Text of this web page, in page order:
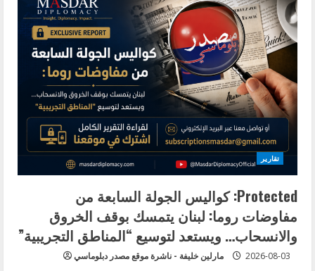
تقارير
Protected: كواليس الجولة السابعة من
مفاوضات روما: لبنان يتمسك بوقف الخروق
والانسحاب… ويستعد لتوسيع “المناطق التجريبية”
مارلين خليفة - ناشرة موقع مصدر دبلوماسي 2026-08-03